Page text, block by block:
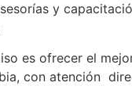
y
es ofrecer el
con atención